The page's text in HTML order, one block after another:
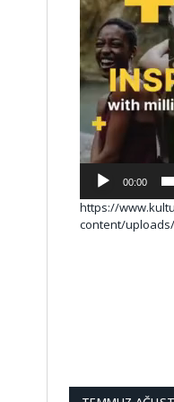
00:00
https://
content/